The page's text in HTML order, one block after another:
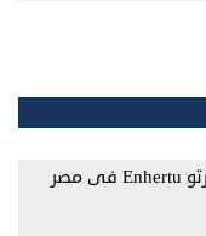
أسترازينيكا تطلق دواء إنهرتو Enhertu فى مصر